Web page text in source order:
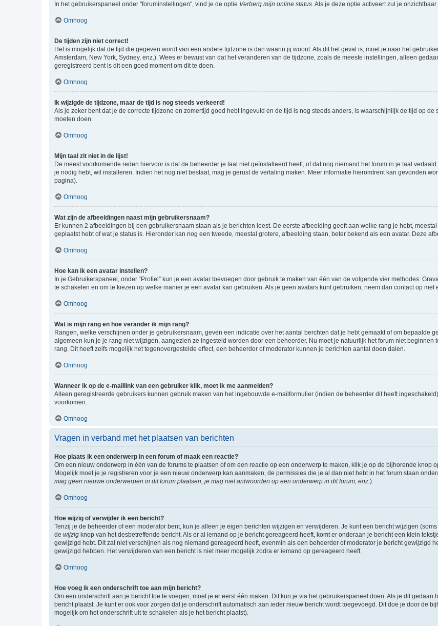
In het gebruikerspaneel onder "foruminstellingen", vind je de optie Verberg mijn online status. Als je deze optie activeert zul je
Omhoog
De tijden zijn niet correct!
Het is mogelijk dat de tijd die gegeven wordt van een andere tijdzone is dan waarin jij woont. Als dit het geval is, moet je naar het
Amsterdam, New York, Sydney, enz.). Wees er bewust van dat het veranderen van de tijdzone, zoals de meeste instellingen, alleen
geregistreerd bent is dit een goed moment om dit te doen.
Omhoog
Ik wijzigde de tijdzone, maar de tijd is nog steeds verkeerd!
Als je zeker bent dat je de correcte tijdzone en zomertijd goed hebt ingevuld en de tijd is nog steeds anders, is waarschijnlijk de tijd op
moeten doen.
Omhoog
Mijn taal zit niet in de lijst!
De meest voorkomende reden hiervoor is dat de beheerder je taal niet geïnstalleerd heeft, of dat nog niemand het forum in je taal
je nodig hebt, wil installeren. Indien het nog niet bestaat, mag je gerust de vertaling maken. Meer informatie hieromtrent kan gevonden
pagina).
Omhoog
Wat zijn de afbeeldingen naast mijn gebruikersnaam?
Er kunnen 2 afbeeldingen bij een gebruikersnaam staan als je berichten leest. De eerste afbeelding geeft aan welke rang je hebt,
geplaatst hebt of wat je status is. Hieronder kan nog een tweede, meestal grotere, afbeelding staan, beter bekend als een avatar. Deze
Omhoog
Hoe kan ik een avatar instellen?
In je Gebruikerspaneel, onder “Profiel” kun je een avatar toevoegen door gebruik te maken van één van de volgende vier methodes:
te schakelen en om te kiezen op welke manier je een avatar kan gebruiken. Als je geen avatars kunt gebruiken, neem dan contact op
Omhoog
Wat is mijn rang en hoe verander ik mijn rang?
Rangen, welke verschijnen onder je gebruikersnaam, geven een indicatie over het aantal berchten dat je hebt gemaakt of om bepaalde
algemeen kun je je rang niet wijzigen, aangezien ze ingesteld worden door een beheerder. Nu moet je natuurlijk het forum niet
rang. Dit heeft zelfs mogelijk het tegenovergestelde effect, een beheerder of moderator kunnen je berichten aantal doen dalen.
Omhoog
Wanneer ik op de e-maillink van een gebruiker klik, moet ik me aanmelden?
Alleen geregistreerde gebruikers kunnen gebruik maken van het ingebouwde e-mailformulier (indien de beheerder dit heeft
voorkomen.
Omhoog
Vragen in verband met het plaatsen van berichten
Hoe plaats ik een onderwerp in een forum of maak een reactie?
Om een nieuw onderwerp in één van de forums te plaatsen of om een reactie op een onderwerp te maken, klik je op de bijhorende
Mogelijk moet je je registreren voor je een nieuw onderwerp kan aanmaken, de permissies die je al dan niet hebt in het forum staan
mag geen nieuwe onderwerpen in dit forum plaatsen, je mag niet antwoorden op een onderwerp in dit forum, enz.).
Omhoog
Hoe wijzig of verwijder ik een bericht?
Tenzij je de beheerder of een moderator bent, kun je alleen je eigen berichten wijzigen en verwijderen. Je kunt een bericht wijzigen
de wijzig knop van het desbetreffende bericht. Als er al iemand op je bericht gereageerd heeft, komt er onderaan je bericht een klein
gewijzigd hebt. Dit zal niet verschijnen als nog niemand gereageerd heeft, evenmin als een beheerder of moderator je bericht gewijzigd
gewijzigd hebben. Het verwijderen van een bericht is niet meer mogelijk zodra er iemand op gereageerd heeft.
Omhoog
Hoe voeg ik een onderschrift toe aan mijn bericht?
Om een onderschrift aan je bericht toe te voegen, moet je er eerst één maken. Dit kun je via het gebruikerspaneel doen. Als je dit gedaan
bericht plaatst. Je kunt er ook voor zorgen dat je onderschrift automatisch aan ieder nieuw bericht wordt toegevoegd. Dit doe je door de
mogelijk om het onderschrift uit te schakelen als je het bericht plaatst).